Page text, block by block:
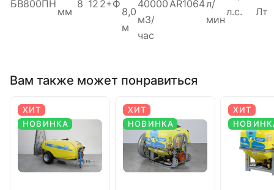
БВ800ПН
мм
8 12 2+Ф
8,0
м
40000
м3/
час
AR1064л/
мин
л.с.
Лт
Вам также может понравиться
ХИТ
НОВИНКА
ХИТ
НОВИНКА
ХИТ